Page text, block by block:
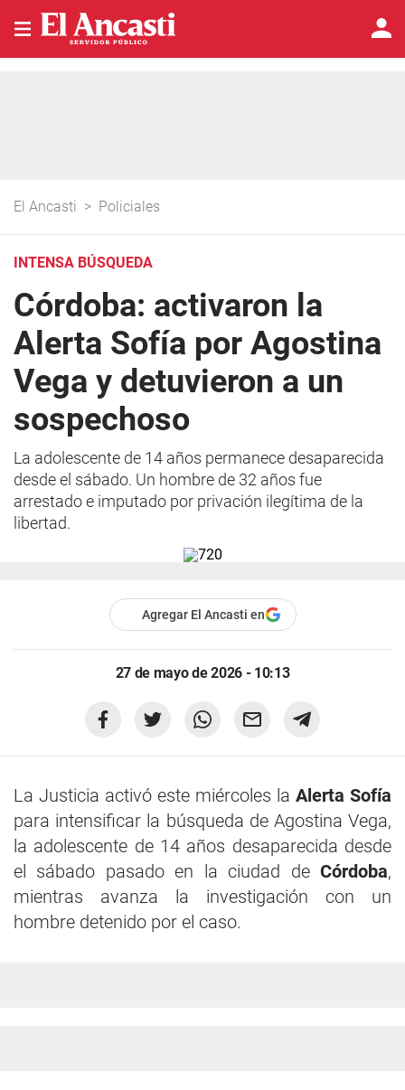
El Ancasti > Policiales
INTENSA BÚSQUEDA
Córdoba: activaron la
Alerta Sofía por Agostina
Vega y detuvieron a un
sospechoso
La adolescente de 14 años permanece desaparecida
desde el sábado. Un hombre de 32 años fue
arrestado e imputado por privación ilegítima de la
libertad.
Agregar El Ancasti en
27 de mayo de 2026 - 10:13
La Justicia activó este miércoles la Alerta Sofía
para intensificar la búsqueda de Agostina Vega,
la adolescente de 14 años desaparecida desde
el sábado pasado en la ciudad deCórdoba,
mientras avanza la investigación con un
hombre detenido por el caso.